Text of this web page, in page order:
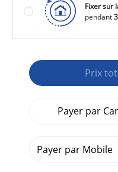
Fixer sur
pendant
Prix
Payer par
Payer par Mobile